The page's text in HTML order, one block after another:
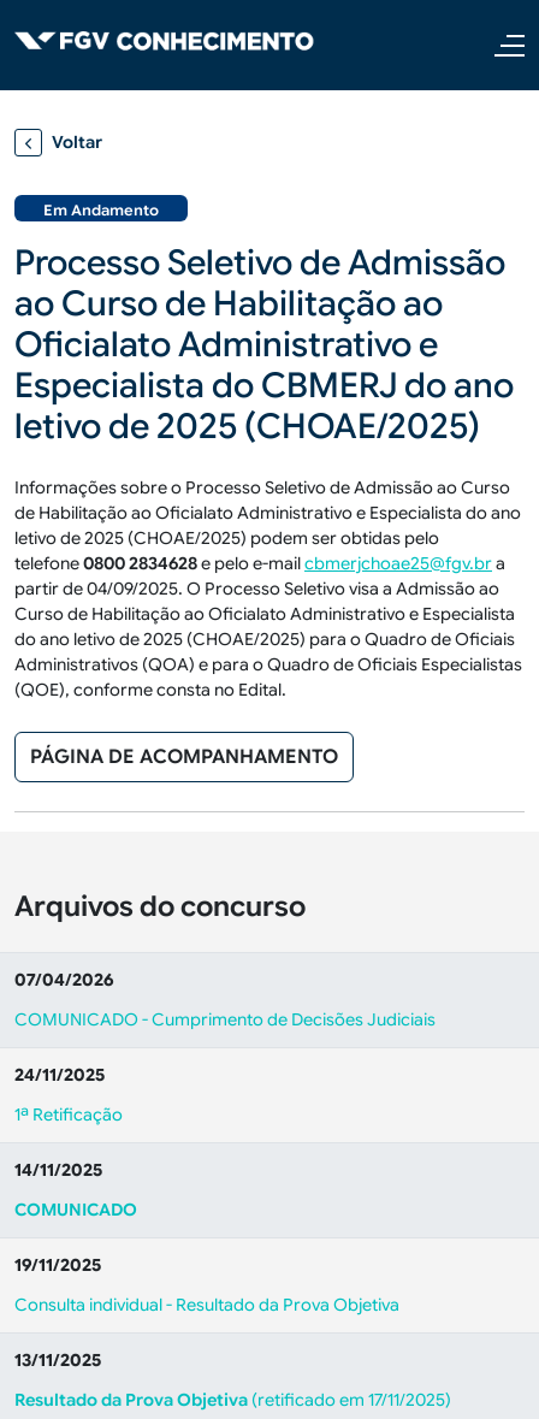
Voltar
Em Andamento
Processo Seletivo de Admissão
ao Curso de Habilitação ao
Oficialato Administrativo e
Especialista do CBMERJ do ano
letivo de 2025 (CHOAE/2025)
Informações sobre o Processo Seletivo de Admissão ao Curso
de Habilitação ao Oficialato Administrativo e Especialista do ano
letivo de 2025 (CHOAE/2025) podem ser obtidas pelo
telefone0800 2834628e pelo e-mailcbmerjchoae25@fgv.bra
partir de 04/09/2025. O Processo Seletivo visa a Admissão ao
Curso de Habilitação ao Oficialato Administrativo e Especialista
do ano letivo de 2025 (CHOAE/2025) para o Quadro de Oficiais
Administrativos (QOA) e para o Quadro de Oficiais Especialistas
(QOE), conforme consta no Edital.
PÁGINA DE ACOMPANHAMENTO
Arquivos do concurso
07/04/2026
COMUNICADO - Cumprimento de Decisões Judiciais
24/11/2025
1ª Retificação
14/11/2025
COMUNICADO
19/11/2025
Consulta individual - Resultado da Prova Objetiva
13/11/2025
Resultado da Prova Objetiva (retificado em 17/11/2025)